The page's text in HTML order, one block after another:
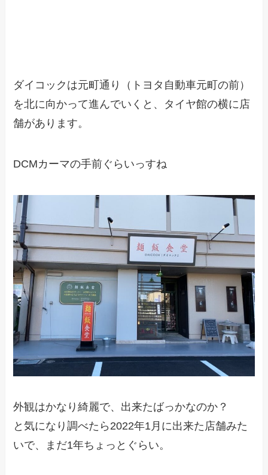
ダイコックは元町通り（トヨタ自動車元町の前）
を北に向かって進んでいくと、タイヤ館の横に店
舗があります。
DCMカーマの手前ぐらいっすね
外観はかなり綺麗で、出来たばっかなのか？
と気になり調べたら2022年1月に出来た店舗みた
いで、まだ1年ちょっとぐらい。